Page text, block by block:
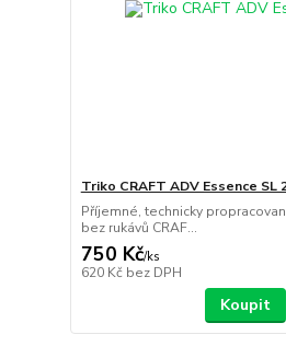
Triko CRAFT ADV Essence SL
Příjemné, technicky
bez rukávů CRAF...
750 Kč/ks
620 Kč bez DPH
Koupit